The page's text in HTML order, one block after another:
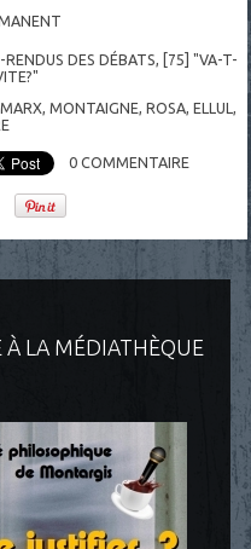
À LA MÉDIATHÈQUE
DES DÉBATS,
[75] "VA-T-
MARX, MONTAIGNE, ROSA, ELLUL ,
0 COMMENTAIRE